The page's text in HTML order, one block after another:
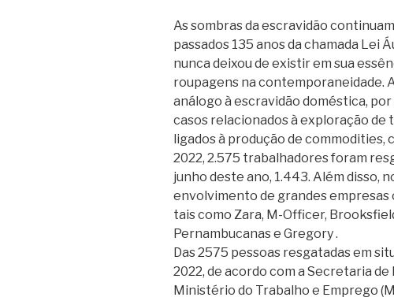
As sombras da escravidão
passados 135 anos da chamada Lei
nunca deixou de existir em sua
roupagens na contemporaneidade.
análogo à escravidão doméstica,
casos relacionados à exploração de
ligados à produção de commodities,
2022, 2.575 trabalhadores foram
junho deste ano, 1.443. Além disso,
envolvimento de grandes empresas
tais como Zara, M-Officer,
Pernambucanas e Gregory .
Das 2575 pessoas resgatadas em
2022, de acordo com a Secretaria
Ministério do Trabalho e Emprego